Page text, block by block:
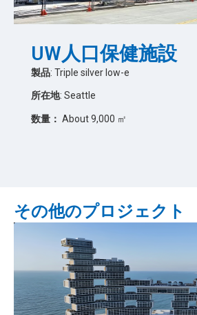
UW人口保健施設
製品: Triple silver low-e
所在地: Seattle
数量： About 9,000 ㎡
その他のプロジェクト